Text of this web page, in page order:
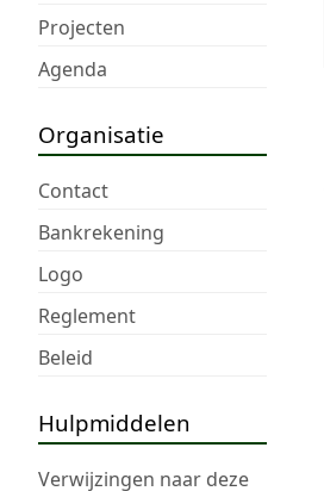
Projecten
Agenda
Organisatie
Contact
Bankrekening
Logo
Reglement
Beleid
Hulpmiddelen
Verwijzingen naar deze